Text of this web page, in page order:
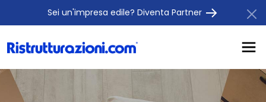
Sei un'impresa edile? Diventa Partner